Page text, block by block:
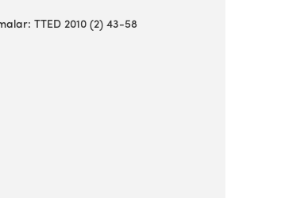
TTED 2010 (2) 43-58